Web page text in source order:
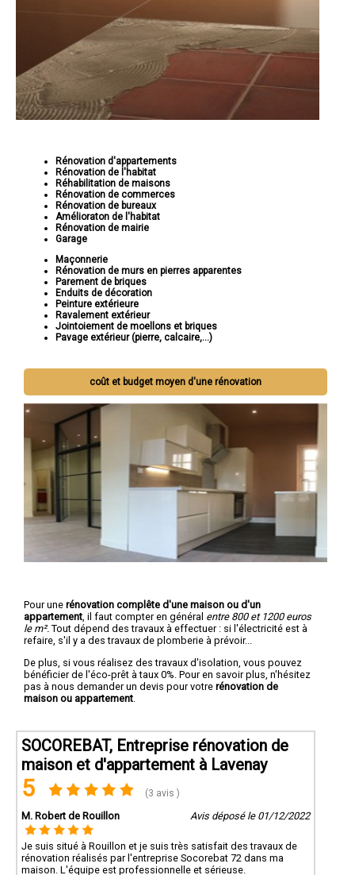
Rénovation d'appartements
Rénovation de l'habitat
Réhabilitation de maisons
Rénovation de commerces
Rénovation de bureaux
Amélioraton de l'habitat
Rénovation de mairie
Garage
Maçonnerie
Rénovation de murs en pierres apparentes
Parement de briques
Enduits de décoration
Peinture extérieure
Ravalement extérieur
Jointoiement de moellons et briques
Pavage extérieur (pierre, calcaire,...)
coût et budget moyen d'une rénovation
Pour une rénovation complête d'une maison ou d'un
appartement , il faut compter en général entre 800 et 1200 euros
le m². Tout dépend des travaux à effectuer : si l'électricité est à
refaire, s'il y a des travaux de plomberie à prévoir...
De plus, si vous réalisez des travaux d'isolation, vous pouvez
bénéficier de l'éco-prêt à taux 0%. Pour en savoir plus, n'hésitez
pas à nous demander un devis pour votre rénovation de
maison ou appartement
SOCOREBAT, Entreprise rénovation de
maison et d'appartement à Lavenay
5 (3 avis )
M. Robert de Rouillon Avis déposé le 01/12/2022
Je suis situé à Rouillon et je suis très satisfait des travaux de
rénovation réalisés par l'entreprise Socorebat 72 dans ma
maison. L'équipe est professionnelle et sérieuse.